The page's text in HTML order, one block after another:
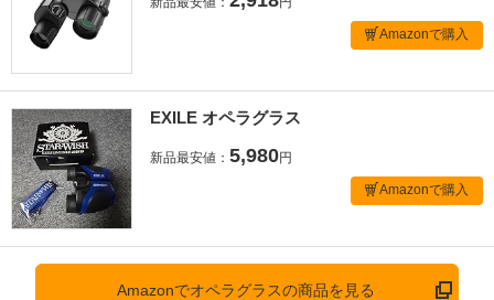
Amazonで購入
EXILE オペラグラス
新品最安値： 5,980円
Amazonで購入
Amazonでオペラグラスの商品を見る